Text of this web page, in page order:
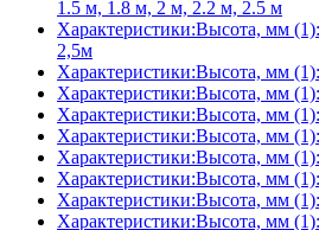
1.5 м, 1.8 м, 2 м, 2.2 м, 2.5 м
Характеристики:Высота, мм
2,5м
Характеристики:Высота, мм
Характеристики:Высота, мм
Характеристики:Высота, мм
Характеристики:Высота, мм
Характеристики:Высота, мм
Характеристики:Высота, мм
Характеристики:Высота, мм
Характеристики:Высота, мм